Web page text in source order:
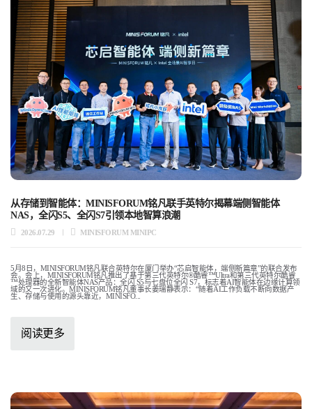
从存储到智能体：MINISFORUM铭凡联手英特尔揭幕端侧智能体
NAS，全闪S5、全闪S7引领本地智算浪潮
2026.07.29 MINISFORUM MINIPC
5月8日，MINISFORUM铭凡联合英特尔在厦门举办“芯启智能体，端侧新篇章”的联合发布
会。会上，MINISFORUM铭凡推出了基于第三代英特尔®酷睿™Ultra和第三代英特尔酷睿
™处理器的全新智能体NAS产品：全闪 S5与七盘位全闪 S7，标志着AI智能体在边缘计算领
域的又一次进化。MINISFORUM铭凡董事长姜瑞静表示：“随着AI工作负载不断向数据产
生、存储与使用的源头靠近，MINISFO...
阅读更多